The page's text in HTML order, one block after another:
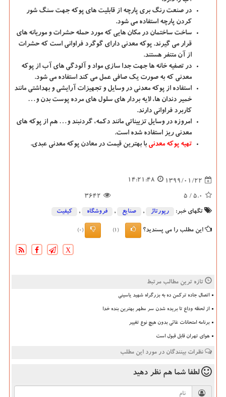
در صنعت رنگ بری پارچه از قابلیت های پوکه جهت سنگ شور
کردن پارچه استفاده می ‌شود.
ساخت ساختمان در مکان هایی که مورد حمله حشرات و موریانه های
قرار می‌ گیرند. پوکه معدنی دارای گوگرد فراوانی است که حشرات
از آن متنفر هستند.
در تصفیه خانه ها جهت جدا سازی مواد و آلودگی های آب از پوکه
معدنی که به صورت یک صافی عمل می کند استفاده می‌ شود.
استفاده از پوکه معدنی در وسایل و تجهیزات آرایشی و بهداشتی مانند
خمیر دندان ها، لایه بردار های سلول های مرده پوست بدن و…
کاربرد فراوانی دارند.
امروزه در وسایل تزییناتی مانند دکمه، گردنبند و… هم از پوکه های
معدنی ریز استفاده شده است.
تهیه پوکه معدنی با بهترین قیمت در معادن پوکه معدنی عبدی.
1399/01/22
14:21:48
5.0
/ 5
3642
تگهای خبر: رپورتاژ , صنایع , فروشگاه , كیفیت
این مطلب را می پسندید؟ (1)
(0)
X
تازه ترین مطالب مرتبط
اتصال جاده ترکمن ده به بزرگراه شهید یاسینی
از لحظه وداع تا بریده شدن سر مطهر بهترین بنده خدا
برنامه امتحانات غائی بدون هیچ نوع تغییر
هوای تهران قابل قبول است
نظرات بینندگان در مورد این مطلب
لطفا شما هم نظر دهید